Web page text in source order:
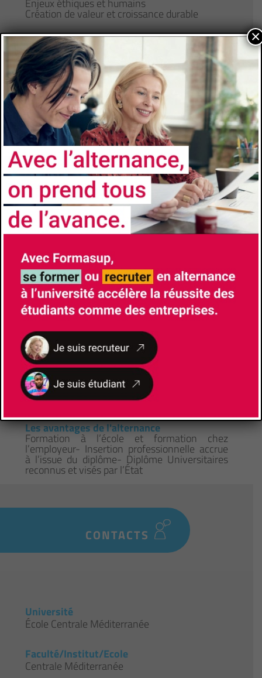
Enjeux éthiques et humains
Création de valeur et croissance durable
- Langues et cultures internationales (60 h)
Pour un programme plus détaillé, merci
de nous adresser la demande par mail à :
contact@formasup-med.com
ADMISSION
2e année
Prérequis
Concours Centrale-Supélec - Concours ATS -
Banque Filière PT - Passerelle DUT - Concours
universitaire des Écoles Centrales ayant une
L3 - Sur dossier pour candidat•e•s ayant un
M1
Comment candidater
https://www.centrale-
mediterranee.fr/fr/formation/ingenieur-
centralien/programme-ingenieur
Les avantages de l'alternance
Formation à l’école et formation chez
l’employeur- Insertion professionnelle accrue
à l’issue du diplôme- Diplôme Universitaires
reconnus et visés par l’État
CONTACTS
Université
École Centrale Méditerranée
Faculté/Institut/Ecole
Centrale Méditerranée
×